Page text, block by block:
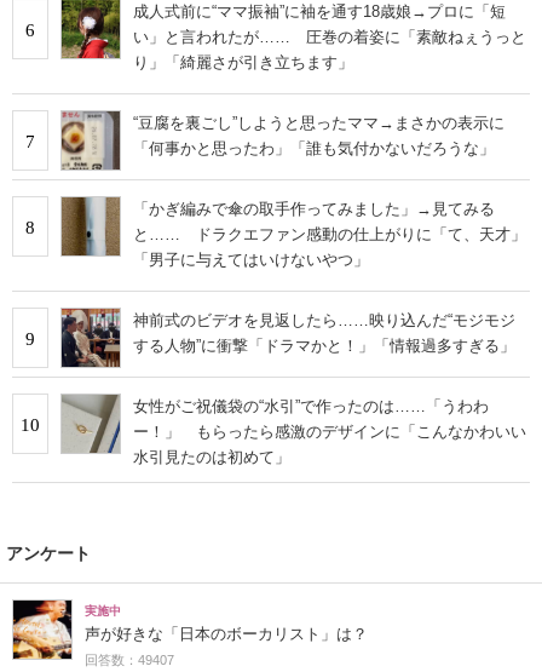
6
成人式前に“ママ振袖”に袖を通す18歳娘→プロに「短
い」と言われたが…… 圧巻の着姿に「素敵ねぇうっと
り」「綺麗さが引き立ちます」
7
“豆腐を裏ごし”しようと思ったママ→まさかの表示に
「何事かと思ったわ」「誰も気付かないだろうな」
8
「かぎ編みで傘の取手作ってみました」→見てみる
と…… ドラクエファン感動の仕上がりに「て、天才」
「男子に与えてはいけないやつ」
9
神前式のビデオを見返したら……映り込んだ“モジモジ
する人物”に衝撃「ドラマかと！」「情報過多すぎる」
10
女性がご祝儀袋の“水引”で作ったのは……「うわわ
ー！」 もらったら感激のデザインに「こんなかわいい
水引見たのは初めて」
アンケート
実施中
声が好きな「日本のボーカリスト」は？
回答数：49407